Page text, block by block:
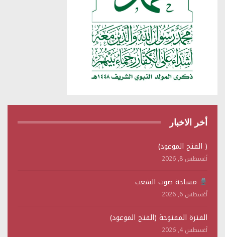
أخر الاخبار
( الفتح الموعود)
أغسطس 8, 2026
مساحة صوت الشعب
أغسطس 6, 2026
الفترة المفتوحة (الفتح الموعود)
أغسطس 4, 2026